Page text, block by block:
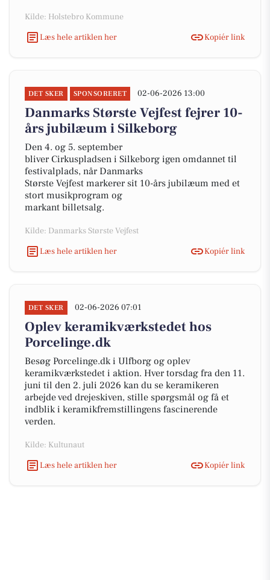
Kilde: Holstebro Kommune
Læs hele artiklen her
Kopiér link
DET SKER SPONSORERET 02-06-2026 13:00
Danmarks Største Vejfest fejrer 10-
års jubilæum i Silkeborg
Den 4. og 5. september
bliver Cirkuspladsen i Silkeborg igen omdannet til
festivalplads, når Danmarks
Største Vejfest markerer sit 10-års jubilæum med et
stort musikprogram og
markant billetsalg.
Kilde: Danmarks Største Vejfest
Læs hele artiklen her
Kopiér link
DET SKER 02-06-2026 07:01
Oplev keramikværkstedet hos
Porcelinge.dk
Besøg Porcelinge.dk i Ulfborg og oplev
keramikværkstedet i aktion. Hver torsdag fra den 11.
juni til den 2. juli 2026 kan du se keramikeren
arbejde ved drejeskiven, stille spørgsmål og få et
indblik i keramikfremstillingens fascinerende
verden.
Kilde: Kultunaut
Læs hele artiklen her
Kopiér link